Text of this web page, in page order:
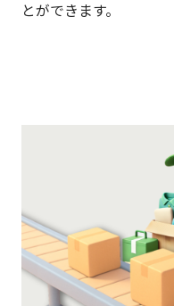
とができます。